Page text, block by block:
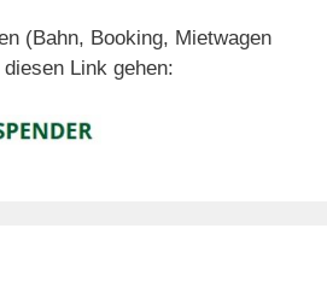
(Bahn, Booking, Mietwagen
Link gehen: